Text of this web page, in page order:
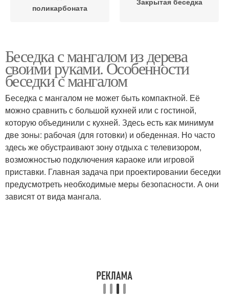
поликарбоната
Беседка с мангалом из дерева
своими руками. Особенности
беседки с мангалом
Беседка с мангалом не может быть компактной. Её
можно сравнить с большой кухней или с гостиной,
которую объединили с кухней. Здесь есть как минимум
две зоны: рабочая (для готовки) и обеденная. Но часто
здесь же обустраивают зону отдыха с телевизором,
возможностью подключения караоке или игровой
приставки. Главная задача при проектировании беседки
предусмотреть необходимые меры безопасности. А они
зависят от вида мангала.